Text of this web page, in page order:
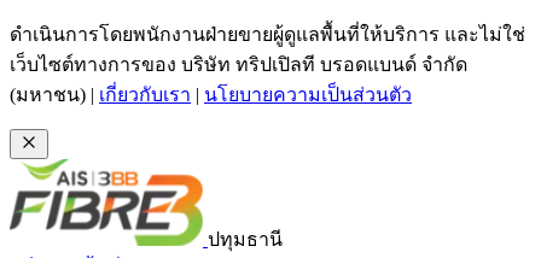
ข้ามไปเนื้อหาหลัก
ดำเนินการโดยพนักงานฝ่ายขายผู้ดูแลพื้นที่ให้บริการ และไม่ใช่
เว็บไซต์ทางการของ บริษัท ทริปเปิลที บรอดแบนด์ จำกัด
(มหาชน) | เกี่ยวกับเรา | นโยบายความเป็นส่วนตัว
ปทุมธานี